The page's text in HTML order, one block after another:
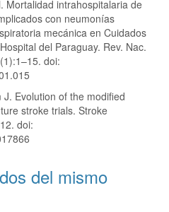
Mortalidad intrahospitalaria de
con neumonías
mecánica en Cuidados
del Paraguay. Rev. Nac.
doi:
J. Evolution of the modified
stroke trials. Stroke
doi:
del mismo